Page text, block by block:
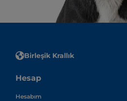
Birleşik Krallık
Hesap
Hesabım